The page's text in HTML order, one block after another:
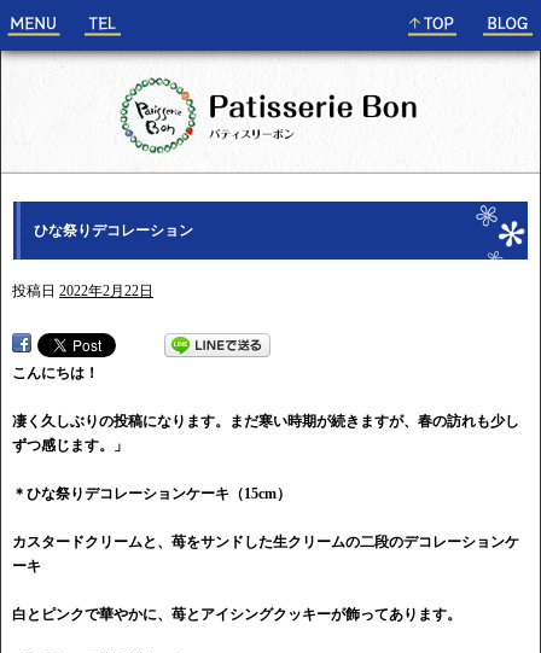
ひな祭りデコレーション
投稿日 2022年2月22日
こんにちは！
凄く久しぶりの投稿になります。まだ寒い時期が続きますが、春の訪れも少し
ずつ感じます。」
＊ひな祭りデコレーションケーキ（15cm）
カスタードクリームと、苺をサンドした生クリームの二段のデコレーションケ
ーキ
白とピンクで華やかに、苺とアイシングクッキーが飾ってあります。